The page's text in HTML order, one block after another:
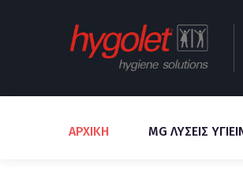
ΑΡΧΙΚΗ MG ΛΥΣΕΙΣ